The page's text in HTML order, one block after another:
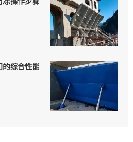
的综合性能